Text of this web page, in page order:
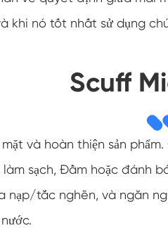
khi nó tốt nhất sử dụng
Scuff
và hoàn thiện sản
sạch, Đầm hoặc đánh
nạp/tắc nghẽn, và ngăn